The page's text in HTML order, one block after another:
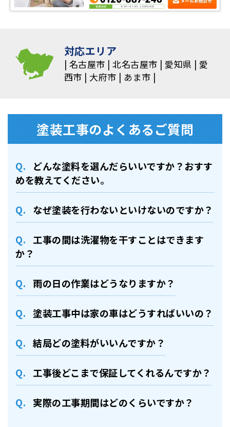
対応エリア
名古屋市 北名古屋市 愛知県
愛
西市
大府市 あま市
塗装⼯事のよくあるご質問
どんな塗料を選んだらいいですか？おすす
めを教えてください。
なぜ塗装を行わないといけないのですか？
工事の間は洗濯物を干すことはできます
か？
⾬の日の作業はどうなりますか？
塗装⼯事中は家の⾞はどうすればいいの？
結局どの塗料がいいんですか？
⼯事後どこまで保証してくれるんですか？
実際の⼯事期間はどのくらいですか？